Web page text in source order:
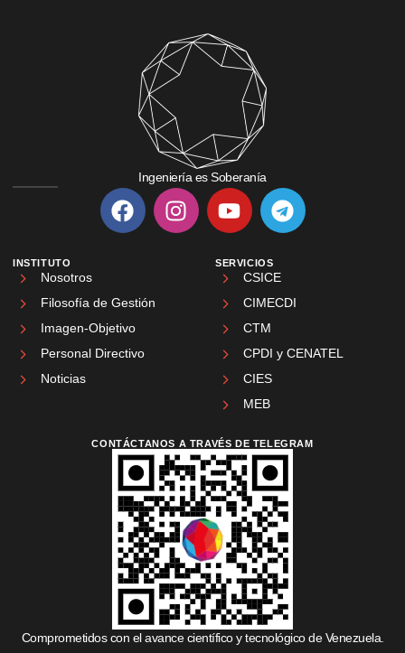
Ingeniería es Soberanía
INSTITUTO
Nosotros
Filosofía de Gestión
Imagen-Objetivo
Personal Directivo
Noticias
SERVICIOS
CSICE
CIMECDI
CTM
CPDI y CENATEL
CIES
MEB
CONTÁCTANOS A TRAVÉS DE TELEGRAM
Comprometidos con el avance científico y tecnológico de Venezuela.